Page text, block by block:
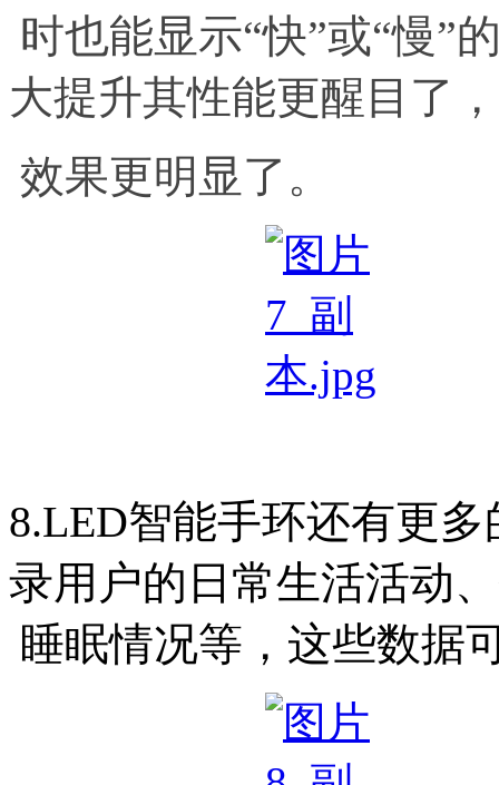
时也能显示“快”或“慢”
大提升其性能更醒目了，
效果更明显了。
8.LED智能手环还有更
录用户的日常生活活动
睡眠情况等，这些数据